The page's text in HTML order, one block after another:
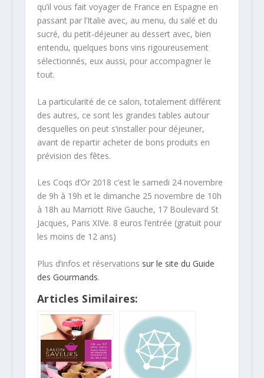
qu’il vous fait voyager de France en Espagne en
passant par l’Italie avec, au menu, du salé et du
sucré, du petit‐déjeuner au dessert avec, bien
entendu, quelques bons vins rigoureusement
sélectionnés, eux aussi, pour accompagner le
tout.
La particularité de ce salon, totalement différent
des autres, ce sont les grandes tables autour
desquelles on peut s’installer pour déjeuner,
avant de repartir acheter de bons produits en
prévision des fêtes.
Les Coqs d’Or 2018 c’est le samedi 24 novembre
de 9h à 19h et le dimanche 25 novembre de 10h
à 18h au Marriott Rive Gauche, 17 Boulevard St
Jacques, Paris XIVe. 8 euros l’entrée (gratuit pour
les moins de 12 ans)
Plus d’infos et réservations sur le site du Guide
des Gourmands.
Articles Similaires: